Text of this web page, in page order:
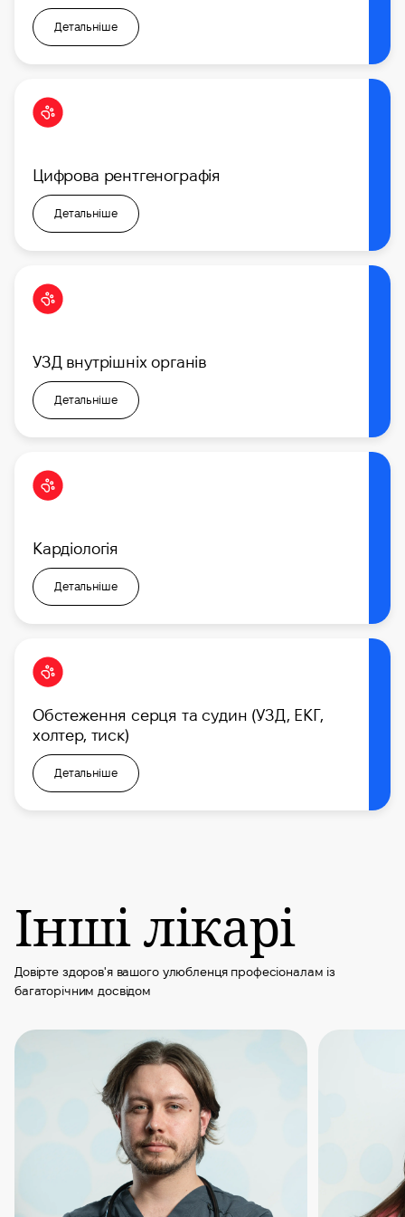
Детальніше
Цифрова рентгенографія
Детальніше
УЗД внутрішніх органів
Детальніше
Кардіологія
Детальніше
Обстеження серця та судин (УЗД, ЕКГ,
холтер, тиск)
Детальніше
Інші лікарі
Довірте здоров'я вашого улюбленця професіоналам із
багаторічним досвідом